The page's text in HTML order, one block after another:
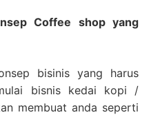
Coffee shop yang
bisinis yang harus
bisnis kedai kopi /
membuat anda seperti